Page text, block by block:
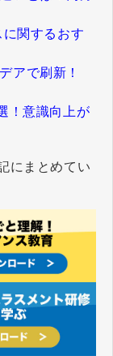
に関するおす
アで刷新！
！意識向上が
にまとめてい